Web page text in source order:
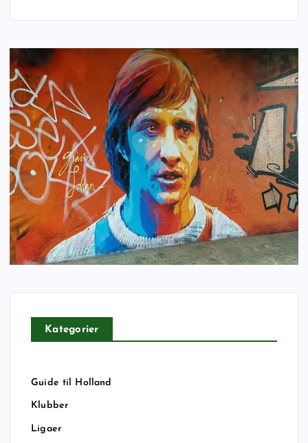
Kategorier
Guide til Holland
Klubber
Ligaer